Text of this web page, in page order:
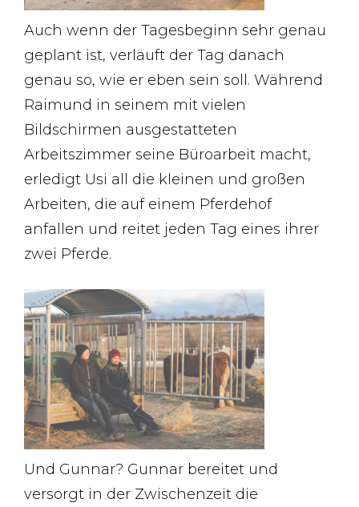
Auch wenn der Tagesbeginn sehr genau
geplant ist, verläuft der Tag danach
genau so, wie er eben sein soll. Während
Raimund in seinem mit vielen
Bildschirmen ausgestatteten
Arbeitszimmer seine Büroarbeit macht,
erledigt Usi all die kleinen und großen
Arbeiten, die auf einem Pferdehof
anfallen und reitet jeden Tag eines ihrer
zwei Pferde.
Und Gunnar? Gunnar bereitet und
versorgt in der Zwischenzeit die